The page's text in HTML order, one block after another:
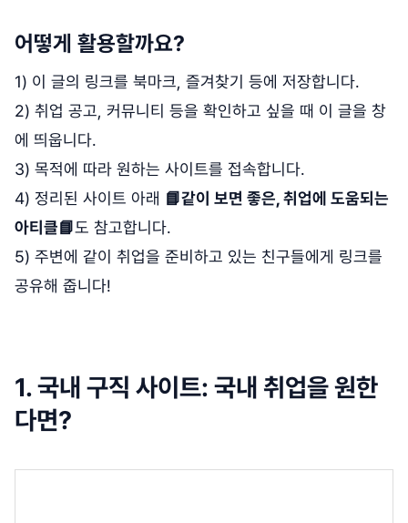
어떻게 활용할까요?
1) 이 글의 링크를 북마크, 즐겨찾기 등에 저장합니다.
2) 취업 공고, 커뮤니티 등을 확인하고 싶을 때 이 글을 창
에 띄웁니다.
3) 목적에 따라 원하는 사이트를 접속합니다.
4) 정리된 사이트 아래 📘같이 보면 좋은, 취업에 도움되는
아티클📘도 참고합니다.
5) 주변에 같이 취업을 준비하고 있는 친구들에게 링크를
공유해 줍니다!
1. 국내 구직 사이트: 국내 취업을 원한
다면?